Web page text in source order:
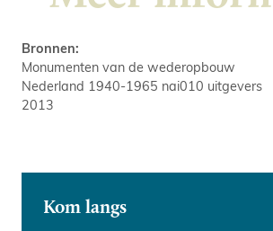
Bronnen:
Monumenten van de wederopbouw
Nederland 1940-1965 nai010 uitgevers
2013
Kom langs